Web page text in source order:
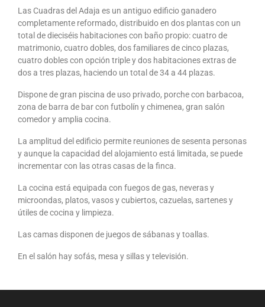
Las Cuadras del Adaja es un antiguo edificio ganadero
completamente reformado, distribuido en dos plantas con un
total de dieciséis habitaciones con baño propio: cuatro de
matrimonio, cuatro dobles, dos familiares de cinco plazas,
cuatro dobles con opción triple y dos habitaciones extras de
dos a tres plazas, haciendo un total de 34 a 44 plazas.
Dispone de gran piscina de uso privado, porche con barbacoa,
zona de barra de bar con futbolín y chimenea, gran salón
comedor y amplia cocina.
La amplitud del edificio permite reuniones de sesenta personas
y aunque la capacidad del alojamiento está limitada, se puede
incrementar con las otras casas de la finca.
La cocina está equipada con fuegos de gas, neveras y
microondas, platos, vasos y cubiertos, cazuelas, sartenes y
útiles de cocina y limpieza.
Las camas disponen de juegos de sábanas y toallas.
En el salón hay sofás, mesa y sillas y televisión.